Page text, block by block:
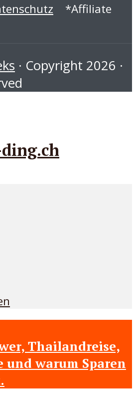
*Affiliate
· Copyright 2026 ·
Thailandreise,
und warum Sparen